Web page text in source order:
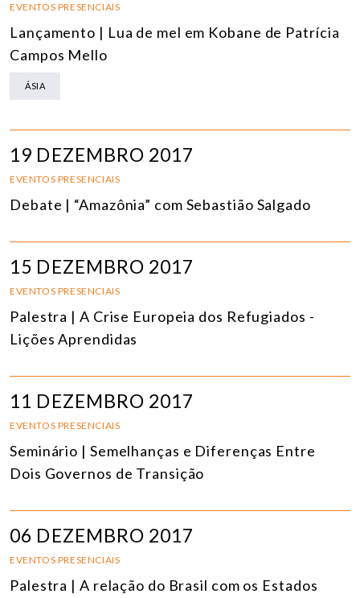
EVENTOS PRESENCIAIS
Lançamento | Lua de mel em Kobane de Patrícia
Campos Mello
ÁSIA
19 DEZEMBRO 2017
EVENTOS PRESENCIAIS
Debate | “Amazônia” com Sebastião Salgado
15 DEZEMBRO 2017
EVENTOS PRESENCIAIS
Palestra | A Crise Europeia dos Refugiados -
Lições Aprendidas
11 DEZEMBRO 2017
EVENTOS PRESENCIAIS
Seminário | Semelhanças e Diferenças Entre
Dois Governos de Transição
06 DEZEMBRO 2017
EVENTOS PRESENCIAIS
Palestra | A relação do Brasil com os Estados